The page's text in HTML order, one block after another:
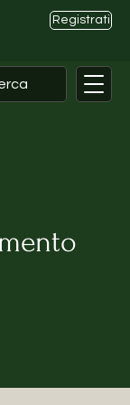
Registrati